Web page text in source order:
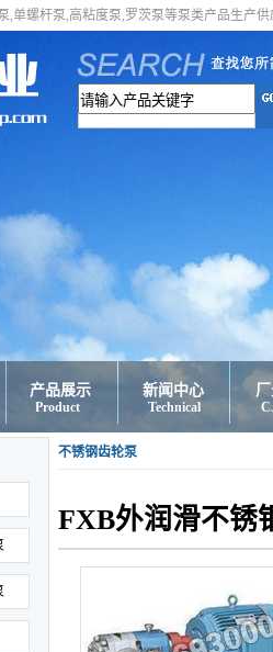
,单螺杆泵,高粘度泵,罗茨泵等泵类产品生产供
产品展示
Product
新闻中心
Technical
不锈钢齿轮泵
FXB外润滑不锈